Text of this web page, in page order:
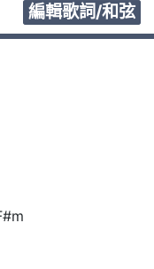
編輯歌詞/和弦